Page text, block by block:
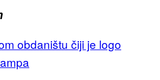
obdaništu čiji je logo